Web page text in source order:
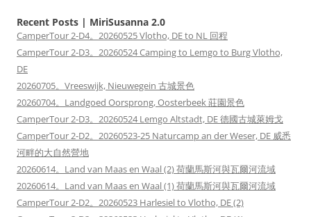
Recent Posts | MiriSusanna 2.0
CamperTour 2-D4。20260525 Vlotho, DE to NL 回程
CamperTour 2-D3。20260524 Camping to Lemgo to Burg Vlotho,
DE
20260705。Vreeswijk, Nieuwegein 古城景色
20260704。Landgoed Oorsprong, Oosterbeek 莊園景色
CamperTour 2-D3。20260524 Lemgo Altstadt, DE 德國古城萊姆戈
CamperTour 2-D2。20260523-25 Naturcamp an der Weser, DE 威悉
河畔的大自然營地
20260614。Land van Maas en Waal (2) 荷蘭馬斯河與瓦爾河流域
20260614。Land van Maas en Waal (1) 荷蘭馬斯河與瓦爾河流域
CamperTour 2-D2。20260523 Harlesiel to Vlotho, DE (2)